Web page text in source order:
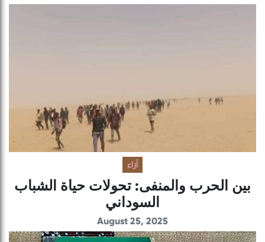
آراء
بين الحرب والمنفى: تحولات حياة الشباب
السوداني
August 25, 2025